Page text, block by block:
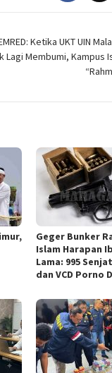
Ketika UKT UIN
Lagi Membumi, Kampus
Geger Bunker
Islam Harapan
Lama: 995
dan VCD Porno